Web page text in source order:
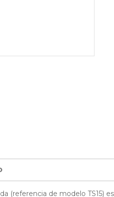
(referencia de modelo TS15)